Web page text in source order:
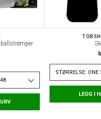
STØRRELSE: ONE
LEGG I